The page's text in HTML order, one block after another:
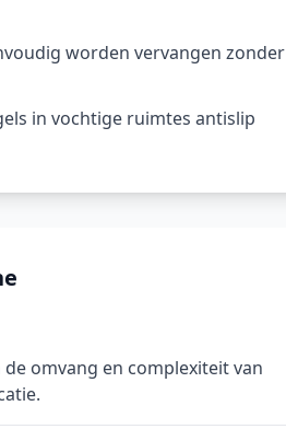
worden vervangen zonder
in vochtige ruimtes antislip
omvang en complexiteit van